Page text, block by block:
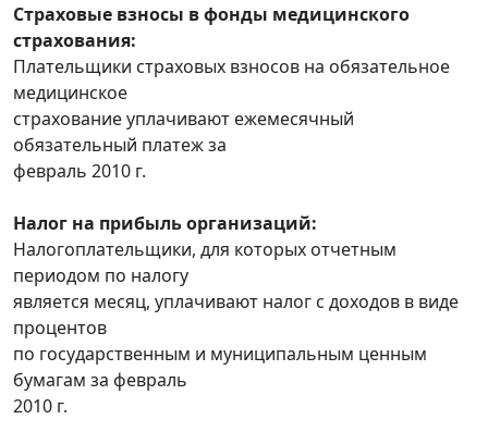
Страховые взносы в фонды медицинского
страхования:
Плательщики страховых взносов на обязательное
медицинское
страхование уплачивают ежемесячный
обязательный платеж за
февраль 2010 г.
Налог на прибыль организаций:
Налогоплательщики, для которых отчетным
периодом по налогу
является месяц, уплачивают налог с доходов в виде
процентов
по государственным и муниципальным ценным
бумагам за февраль
2010 г.